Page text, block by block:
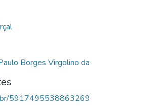
Borges Virgolino da
5917495538863269